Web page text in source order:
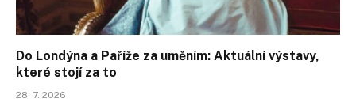
Do Londýna a Paříže za uměním: Aktuální výstavy,
které stojí za to
28. 7. 2026